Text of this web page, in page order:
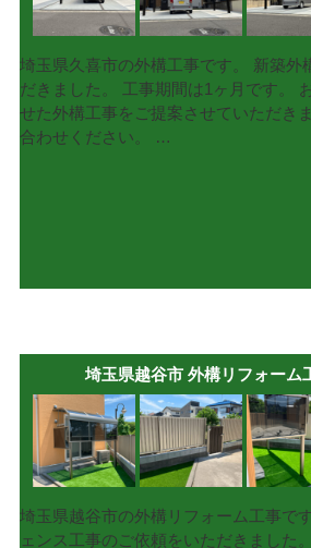
埼玉県久喜市の外構工事です。 新築外
だきました。 工事期間は1ヶ月です。
せた外構工事をご提案させていただき
合わせください。 …
埼玉県越谷市 外構リフォーム
埼玉県越谷市の外構リフォーム工事で
ェンス工事のご依頼をいただきました